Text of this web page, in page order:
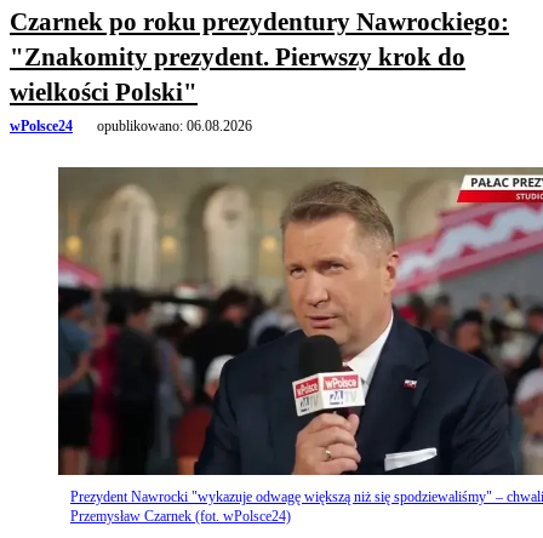
Czarnek po roku prezydentury Nawrockiego:
"Znakomity prezydent. Pierwszy krok do
wielkości Polski"
wPolsce24 opublikowano: 06.08.2026
Prezydent Nawrocki "wykazuje odwagę większą niż się spodziewaliśmy" – chwali
Przemysław Czarnek (fot. wPolsce24)